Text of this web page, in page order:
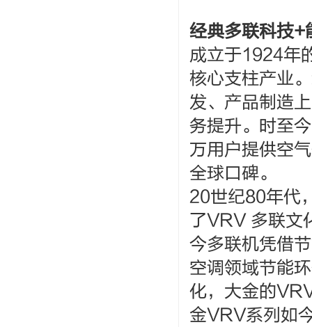
经典多联科技+
成立于1924年
核心支柱产业
发、产品制造
务提升。时至
万用户提供空
全球口碑。
20世纪80年代
了VRV 多联文
今多联机凭借
空调领域节能
化，大金的
金VRV系列如